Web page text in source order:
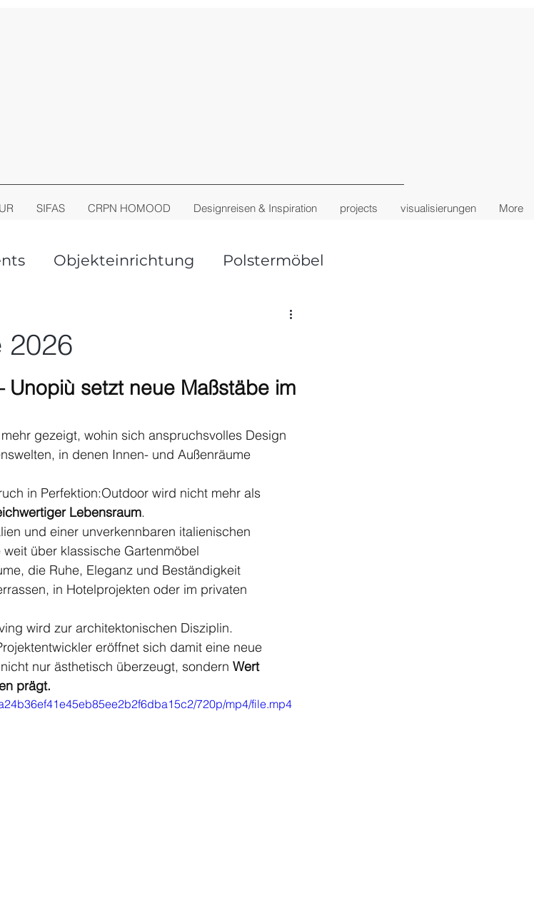
SIFAS CRPN HOMOOD Designreisen & Inspiration projects visualisierungen More
Objekteinrichtung Polstermöbel
2026
Unopiù setzt neue Maßstäbe im
gezeigt, wohin sich anspruchsvolles Design
in denen Innen- und Außenräume
in Perfektion:Outdoor wird nicht mehr als
Lebensraum.
und einer unverkennbaren italienischen
über klassische Gartenmöbel
die Ruhe, Eleganz und Beständigkeit
in Hotelprojekten oder im privaten
wird zur architektonischen Disziplin.
eröffnet sich damit eine neue
nur ästhetisch überzeugt, sondern Wert
prägt.
720p/mp4/file.mp4